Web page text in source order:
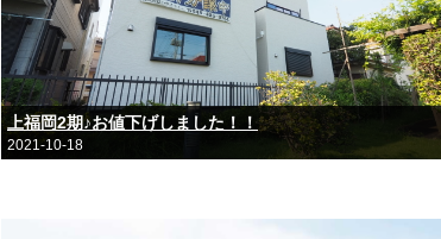
上福岡2期♪お値下げしました！！
2021-10-18